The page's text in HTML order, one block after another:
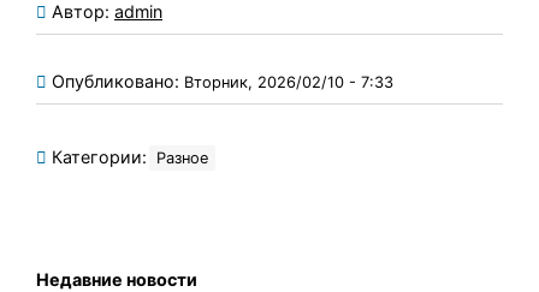
Автор: admin
Опубликовано: Вторник, 2026/02/10 - 7:33
Категории: Разное
Недавние новости